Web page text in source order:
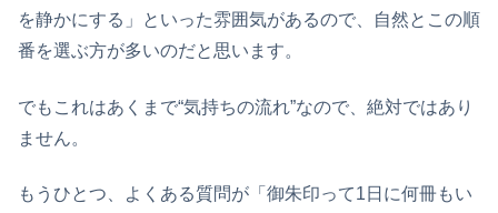
を静かにする」といった雰囲気があるので、自然とこの順
番を選ぶ方が多いのだと思います。
でもこれはあくまで“気持ちの流れ”なので、絶対ではあり
ません。
もうひとつ、よくある質問が「御朱印って1日に何冊もい